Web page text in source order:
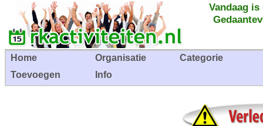
Vandaag
Home Organisatie
Categorie
Toevoegen
Info